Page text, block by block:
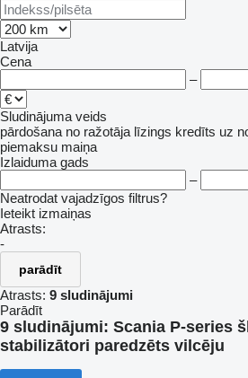
Latvija
Cena
–
Sludinājuma veids
pārdošana no ražotāja līzings kredīts uz
piemaksu maiņa
Izlaiduma gads
–
Neatrodat vajadzīgos filtrus?
Ieteikt izmaiņas
Atrasts:
-
parādīt
Atrasts: 9 sludinājumi
Parādīt
9 sludinājumi: Scania P-series
stabilizātori paredzēts vilcēju